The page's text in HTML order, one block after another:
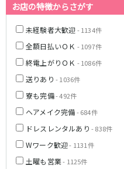
お店の特徴からさがす
未経験者大歓迎- 1134件
全額日払いＯＫ - 1097件
終電上がりＯＫ - 1086件
送りあり - 1036件
寮も完備- 492件
ヘアメイク完備- 684件
ドレスレンタルあり - 838件
Wワーク歓迎- 1131件
土曜も営業- 1125件
埼玉県
大宮
南越谷
川越
熊谷
浦和・北浦和
春日部
坂戸・東松山
東中野駅
国立駅
JR山手線
上野駅
秋葉原駅
五反田駅
渋谷駅